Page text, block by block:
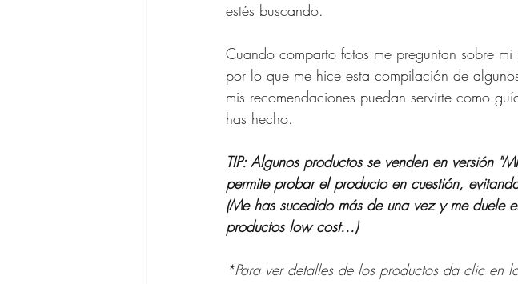
Zapatos para Mujeres de
Gafas de Sol para Mujer
Ofertas Banana
estés buscando.
Cuando comparto fotos me preguntan sobre
por lo que me hice esta compilación de
mis recomendaciones puedan servirte como
has hecho.
TIP: Algunos productos se venden en versión
permite probar el producto en cuestión,
(Me has sucedido más de una vez y me duele
productos low cost...)
*Para ver detalles de los productos da clic en